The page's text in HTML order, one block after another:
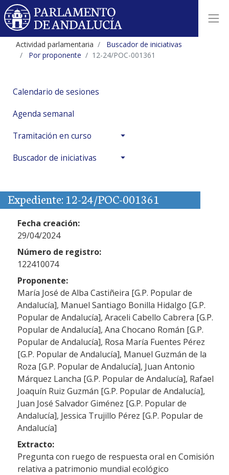
Actividad parlamentaria
Buscador de iniciativas
Por proponente
12-24/POC-001361
Calendario de sesiones
Agenda semanal
Tramitación en curso
Buscador de iniciativas
Expediente: 12-24/POC-001361
Fecha creación:
29/04/2024
Número de registro:
122410074
Proponente:
María José de Alba Castiñeira [G.P. Popular de
Andalucía], Manuel Santiago Bonilla Hidalgo [G.P.
Popular de Andalucía], Araceli Cabello Cabrera [G.P.
Popular de Andalucía], Ana Chocano Román [G.P.
Popular de Andalucía], Rosa María Fuentes Pérez
[G.P. Popular de Andalucía], Manuel Guzmán de la
Roza [G.P. Popular de Andalucía], Juan Antonio
Márquez Lancha [G.P. Popular de Andalucía], Rafael
Joaquín Ruiz Guzmán [G.P. Popular de Andalucía],
Juan José Salvador Giménez [G.P. Popular de
Andalucía], Jessica Trujillo Pérez [G.P. Popular de
Andalucía]
Extracto:
Pregunta con ruego de respuesta oral en Comisión
relativa a patrimonio mundial ecológico